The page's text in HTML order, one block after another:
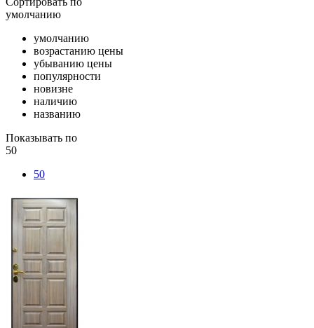
умолчанию
умолчанию
возрастанию цены
убыванию цены
популярности
новизне
наличию
названию
Показывать по
50
50